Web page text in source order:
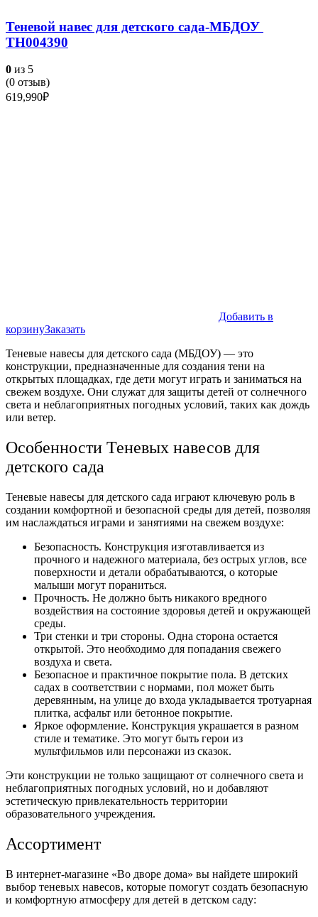
Теневой навес для детского сада-МБДОУ
ТН004390
0 из 5
(0 отзыв)
619,990₽
Добавить в
корзинуЗаказать
Теневые навесы для детского сада (МБДОУ) — это
конструкции, предназначенные для создания тени на
открытых площадках, где дети могут играть и заниматься на
свежем воздухе. Они служат для защиты детей от солнечного
света и неблагоприятных погодных условий, таких как дождь
или ветер.
Особенности Теневых навесов для
детского сада
Теневые навесы для детского сада играют ключевую роль в
создании комфортной и безопасной среды для детей, позволяя
им наслаждаться играми и занятиями на свежем воздухе:
Безопасность. Конструкция изготавливается из
прочного и надежного материала, без острых углов, все
поверхности и детали обрабатываются, о которые
малыши могут пораниться.
Прочность. Не должно быть никакого вредного
воздействия на состояние здоровья детей и окружающей
среды.
Три стенки и три стороны. Одна сторона остается
открытой. Это необходимо для попадания свежего
воздуха и света.
Безопасное и практичное покрытие пола. В детских
садах в соответствии с нормами, пол может быть
деревянным, на улице до входа укладывается тротуарная
плитка, асфальт или бетонное покрытие.
Яркое оформление. Конструкция украшается в разном
стиле и тематике. Это могут быть герои из
мультфильмов или персонажи из сказок.
Эти конструкции не только защищают от солнечного света и
неблагоприятных погодных условий, но и добавляют
эстетическую привлекательность территории
образовательного учреждения.
Ассортимент
В интернет-магазине «Во дворе дома» вы найдете широкий
выбор теневых навесов, которые помогут создать безопасную
и комфортную атмосферу для детей в детском саду: